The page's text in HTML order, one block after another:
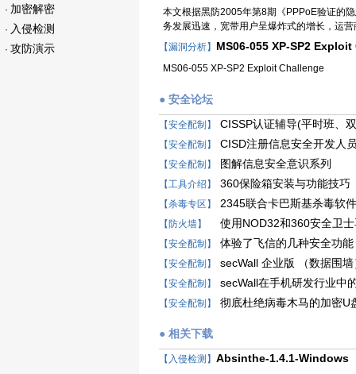
· 加密解密
· 入侵检测
· 攻防演示
本文根据黑防2005年第8期《PPPoE验证的
务发展迅速，宽带用户呈爆炸式的增长，运
【漏洞分析】 MS06-055 XP-SP2
MS06-055 XP-SP2 Exploit
● 安全论坛
【安全配制】 CISSP认证辅导(平时班、
【安全配制】 CISD注册信息安全开发人
【安全配制】 图解信息安全意识系列
【工具介绍】 360保险箱安装与功能技巧
【杀毒专区】 2345联合卡巴斯基杀毒软
【防火墙】 使用NOD32和360安全卫
【安全配制】 体验了飞信的几种安全功
【安全配制】 secWall 企业版 （数据围
【安全配制】 secWall在手机研发行业中
【安全配制】 彻底杜绝病毒木马的加密U
● 相关下载
【入侵检测】 Absinthe-1.4.1-Windows